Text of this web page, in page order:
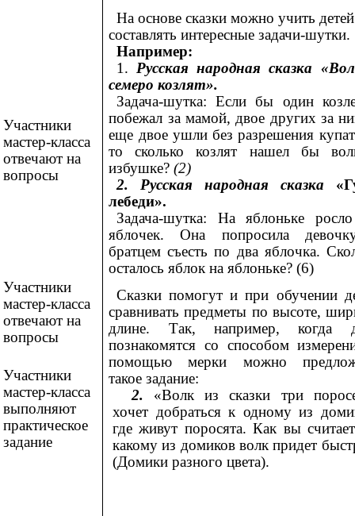
Участники
мастер-класса
отвечают на
вопросы
Участники
мастер-класса
отвечают на
вопросы
Участники
мастер-класса
выполняют
практическое
задание
На основе сказки можно учить детей
составлять интересные задачи-шутки.
Например:
1. Русская народная сказка
семеро козлят».
Задача-шутка: Если бы один
побежал за мамой, двое других за
еще двое ушли без разрешения
то сколько козлят нашел бы
избушке?(2)
2. Русская народная сказка
лебеди».
Задача-шутка: На яблоньке
яблочек. Она попросила
братцем съесть по два яблочка.
осталось яблок на яблоньке? (6)
Сказки помогут и при обучении
сравнивать предметы по высоте,
длине. Так, например, когда
познакомятся со способом
помощью мерки можно
такое задание:
2. «Волк из сказки три
хочет добраться к одному из
где живут поросята. Как вы
какому из домиков волк придет
(Домики разного цвета).